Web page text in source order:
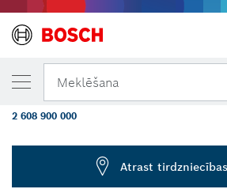
Meklēšana
JŪSU IZVĒLĒTAIS VARIANTS
EXPERT Handle priekš
M10 leņķa slīpmašīnas 169
2 608 900 000
Atrast